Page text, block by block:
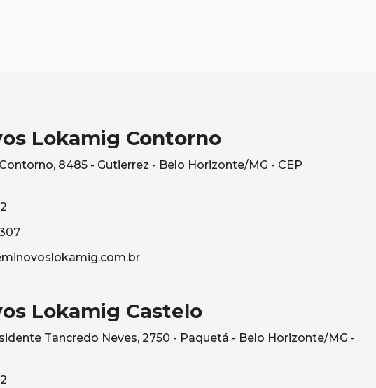
Lokamig Contorno
8485 - Gutierrez - Belo Horizonte/MG - CEP
Lokamig Castelo
Tancredo Neves, 2750 - Paquetá - Belo Horizonte/MG -